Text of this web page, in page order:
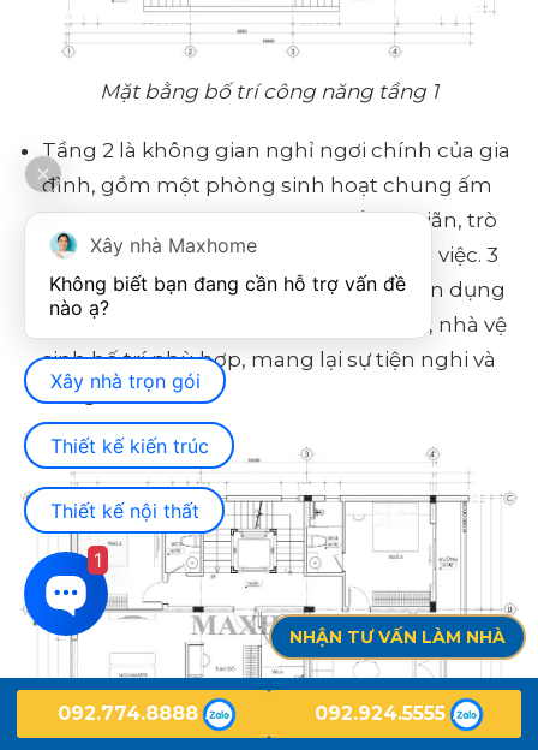
Mặt bằng bố trí công năng tầng 1
Tầng 2 là không gian nghỉ ngơi chính của gia
đình, gồm một phòng sinh hoạt chung ấm
cúng, nơi các thành viên có thể thư giãn, trò
chuyện cùng nhau sau một ngày làm việc. 3
phòng ngủ được thiết kế khoa học, tận dụng
tối đa ánh sáng và thông gió tự nhiên, nhà vệ
sinh bố trí phù hợp, mang lại sự tiện nghi và
riêng tư tối đa.
NHẬN TƯ VẤN LÀM NHÀ
092.774.8888 092.924.5555
Xây nhà Maxhome
Không biết bạn đang cần hỗ trợ vấn đề
Xây nhà trọn gói
Thiết kế kiến trúc
Thiết kế nội thất
1